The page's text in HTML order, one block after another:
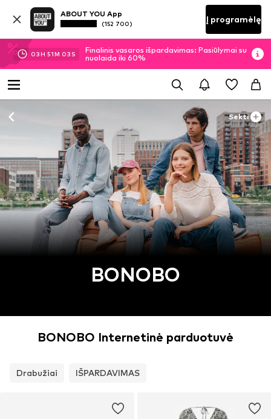
ABOUT YOU App
(152 700) Į programėlę
03H 51M 02 S
Finalinis vasaros išpardavimas: Pasiūlymai su
nuolaida iki 60%
Sekti
BONOBO
BONOBO Internetinė parduotuvė
Drabužiai IŠPARDAVIMAS